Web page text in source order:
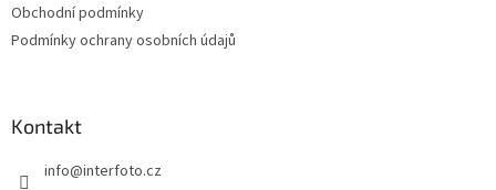
Obchodní podmínky
Podmínky ochrany osobních údajů
Kontakt
info@interfoto.cz